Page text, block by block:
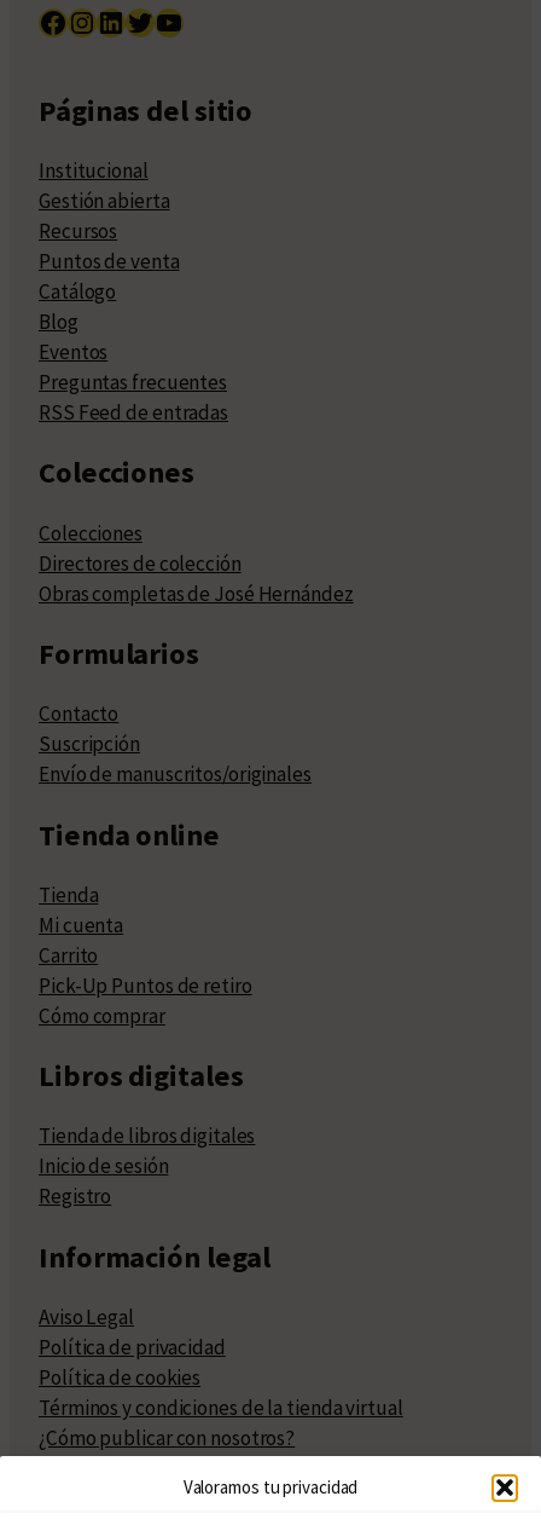
Valoramos tu privacidad
Facebook InstagramLinkedIn Twitter YouTube
Páginas del sitio
Institucional
Gestión abierta
Recursos
Puntos de venta
Catálogo
Blog
Eventos
Preguntas frecuentes
RSS Feed de entradas
Colecciones
Colecciones
Directores de colección
Obras completas de José Hernández
Formularios
Contacto
Suscripción
Envío de manuscritos/originales
Tienda online
Tienda
Mi cuenta
Carrito
Pick-Up Puntos de retiro
Cómo comprar
Libros digitales
Tienda de libros digitales
Inicio de sesión
Registro
Información legal
Aviso Legal
Política de privacidad
Política de cookies
Términos y condiciones de la tienda virtual
¿Cómo publicar con nosotros?
Políticas de publicación